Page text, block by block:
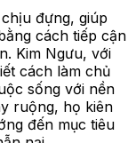
đựng, giúp
cách tiếp cận
Kim Ngưu, với
cách làm chủ
sống với nền
ruộng, họ kiên
đến mục tiêu